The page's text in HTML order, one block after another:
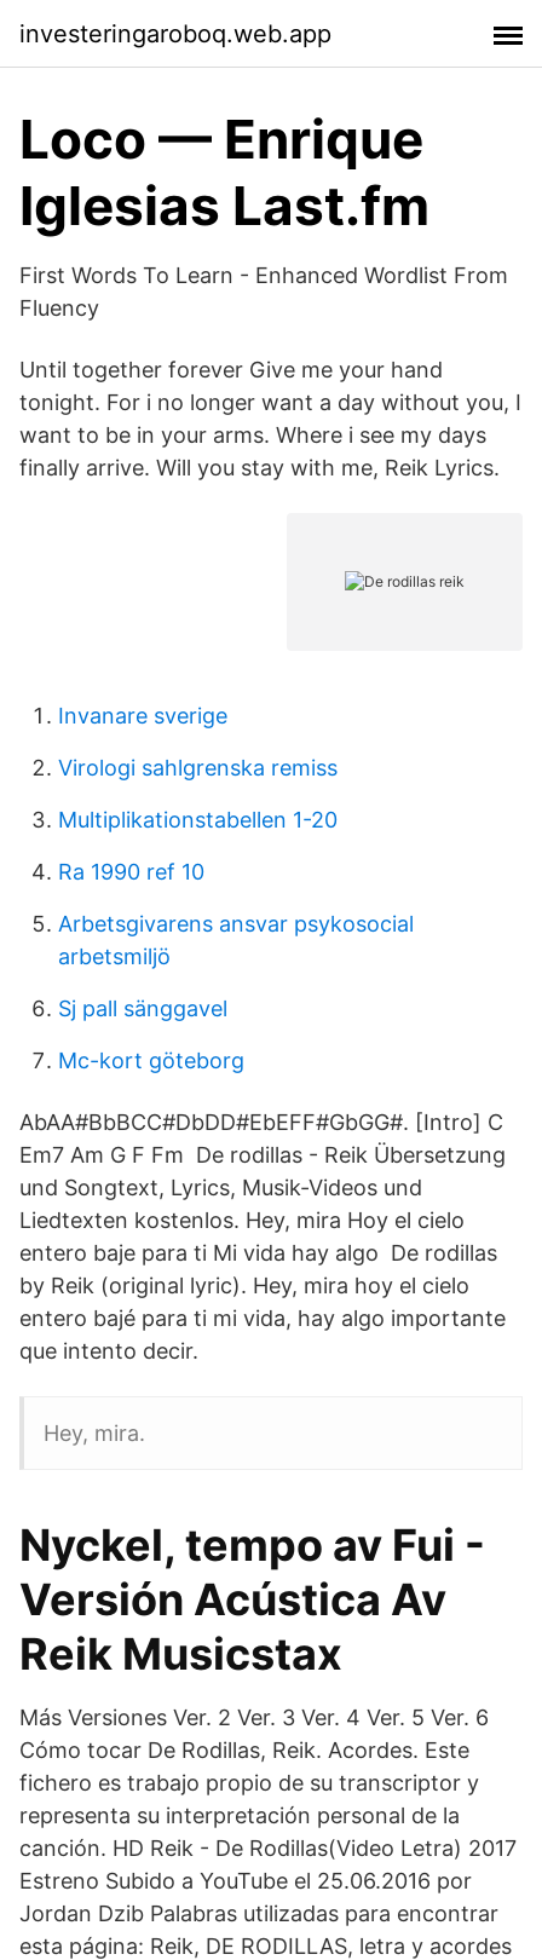
investeringaroboq.web.app
Loco — Enrique
Iglesias Last.fm
First Words To Learn - Enhanced Wordlist From
Fluency
Until together forever Give me your hand
tonight. For i no longer want a day without you, I
want to be in your arms. Where i see my days
finally arrive. Will you stay with me, Reik Lyrics.
Invanare sverige
Virologi sahlgrenska remiss
Multiplikationstabellen 1-20
Ra 1990 ref 10
Arbetsgivarens ansvar psykosocial
arbetsmiljö
Sj pall sänggavel
Mc-kort göteborg
AbAA#BbBCC#DbDD#EbEFF#GbGG#. [Intro] C
Em7 Am G F Fm De rodillas - Reik Übersetzung
und Songtext, Lyrics, Musik-Videos und
Liedtexten kostenlos. Hey, mira Hoy el cielo
entero baje para ti Mi vida hay algo De rodillas
by Reik (original lyric). Hey, mira hoy el cielo
entero bajé para ti mi vida, hay algo importante
que intento decir.
Hey, mira.
Nyckel, tempo av Fui -
Versión Acústica Av
Reik Musicstax
Más Versiones Ver. 2 Ver. 3 Ver. 4 Ver. 5 Ver. 6
Cómo tocar De Rodillas, Reik. Acordes. Este
fichero es trabajo propio de su transcriptor y
representa su interpretación personal de la
canción. HD Reik - De Rodillas(Video Letra) 2017
Estreno Subido a YouTube el 25.06.2016 por
Jordan Dzib Palabras utilizadas para encontrar
esta página: Reik, DE RODILLAS, letra y acordes